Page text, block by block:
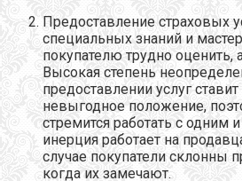
Предоставление страховых
специальных знаний и
покупателю трудно оценить,
Высокая степень
предоставлении услуг
невыгодное положение,
стремится работать с одним
инерция работает на
случае покупатели склонны
когда их замечают.